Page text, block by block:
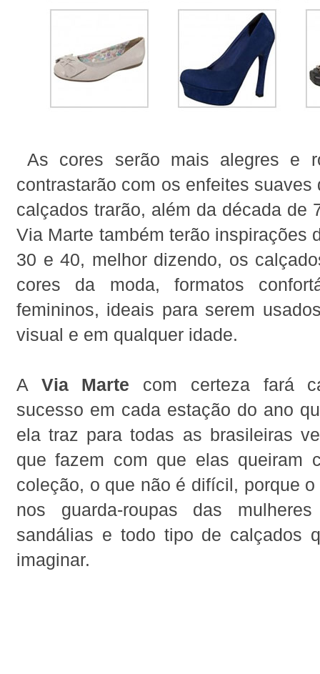
As cores serão mais alegres e
contrastarão com os enfeites suaves
calçados trarão, além da década de
Via Marte também terão inspirações
30 e 40, melhor dizendo, os
cores da moda, formatos
femininos, ideais para serem
visual e em qualquer idade.
A Via Marte com certeza fará
sucesso em cada estação do ano
ela traz para todas as brasileiras
que fazem com que elas queiram
coleção, o que não é difícil, porque
nos guarda-roupas das
sandálias e todo tipo de calçados
imaginar.